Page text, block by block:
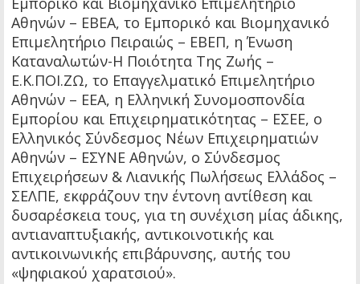
Αθηνών – ΕΒΕΑ, το Εμπορικό και Βιομηχανικό
Επιμελητήριο Πειραιώς – ΕΒΕΠ, η Ένωση
Καταναλωτών-Η Ποιότητα Της Ζωής –
Ε.Κ.ΠΟΙ.ΖΩ, το Επαγγελματικό Επιμελητήριο
Αθηνών – ΕΕΑ, η Ελληνική Συνομοσπονδία
Εμπορίου και Επιχειρηματικότητας – ΕΣΕΕ, ο
Ελληνικός Σύνδεσμος Νέων Επιχειρηματιών
Αθηνών – ΕΣΥΝΕ Αθηνών, ο Σύνδεσμος
Επιχειρήσεων & Λιανικής Πωλήσεως Ελλάδος –
ΣΕΛΠΕ, εκφράζουν την έντονη αντίθεση και
δυσαρέσκεια τους, για τη συνέχιση μίας άδικης,
αντιαναπτυξιακής, αντικοινοτικής και
αντικοινωνικής επιβάρυνσης, αυτής του
«ψηφιακού χαρατσιού».